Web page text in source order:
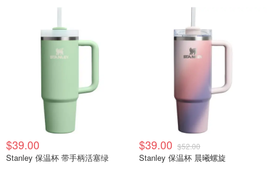
$39.00
Stanley 保温杯 带手柄活塞绿
$39.00 $52.00
Stanley 保温杯 晨曦螺旋